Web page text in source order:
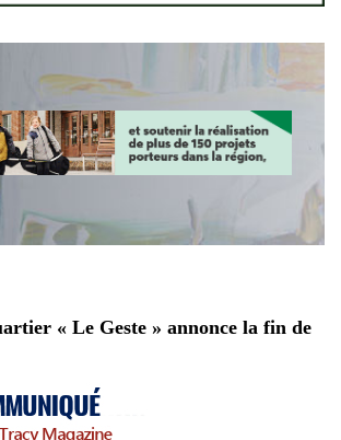
« Le Geste » annonce la fin de